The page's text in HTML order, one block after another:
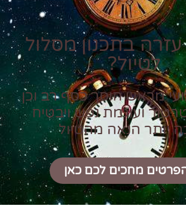
עזרה בתכנון מסלול
לטיול?
מראש חוסך כסף רב וכן
ועוגמת נפש ויבטיח
יותר הנאה מהטיול
מחכים לכם כאן